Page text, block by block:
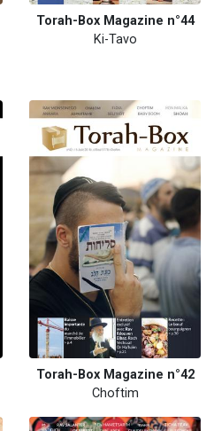
Torah-Box Magazine n°44
Ki-Tavo
Torah-Box Magazine n°42
Choftim